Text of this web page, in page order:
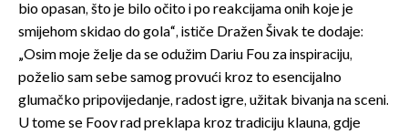
bio opasan, što je bilo očito i po reakcijama onih koje je
smijehom skidao do gola“, ističe Dražen Šivak te dodaje:
„Osim moje želje da se odužim Dariu Fou za inspiraciju,
poželio sam sebe samog provući kroz to esencijalno
glumačko pripovijedanje, radost igre, užitak bivanja na sceni.
U tome se Foov rad preklapa kroz tradiciju klauna, gdje